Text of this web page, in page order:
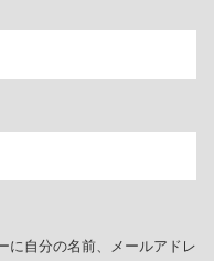
に自分の名前、メールアドレ